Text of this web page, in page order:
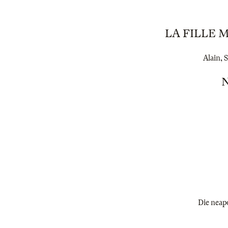
LA FILLE
Alain,
Die